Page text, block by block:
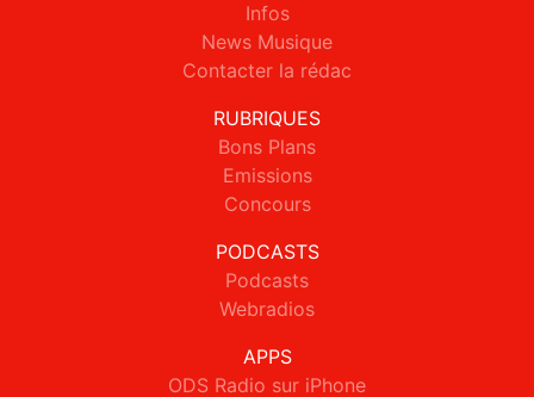
Infos
News Musique
Contacter la rédac
RUBRIQUES
Bons Plans
Emissions
Concours
PODCASTS
Podcasts
Webradios
APPS
ODS Radio sur iPhone